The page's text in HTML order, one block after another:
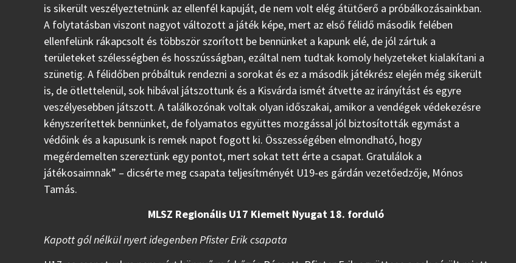
is sikerült veszélyeztetnünk az ellenfél kapuját, de nem volt elég átütőerő a próbálkozásainkban.
A folytatásban viszont nagyot változott a játék képe, mert az első félidő második felében
ellenfelünk rákapcsolt és többször szorított be bennünket a kapunk elé, de jól zártuk a
területeket szélességben és hosszússágban, ezáltal nem tudtak komoly helyzeteket kialakítani a
szünetig. A félidőben próbáltuk rendezni a sorokat és ez a második játékrész elején még sikerült
is, de ötlettelenül, sok hibával játszottunk és a Kisvárda ismét átvette az irányítást és egyre
veszélyesebben játszott. A találkozónak voltak olyan időszakai, amikor a vendégek védekezésre
kényszerítettek bennünket, de folyamatos együttes mozgással jól biztosították egymást a
védőink és a kapusunk is remek napot fogott ki. Összességében elmondható, hogy
megérdemelten szereztünk egy pontot, mert sokat tett érte a csapat. Gratulálok a
játékosaimnak” – dicsérte meg csapata teljesítményét U19-es gárdán vezetőedzője, Mónos
Tamás.
MLSZ Regionális U17 Kiemelt Nyugat 18. forduló
Kapott gól nélkül nyert idegenben Pfister Erik csapata